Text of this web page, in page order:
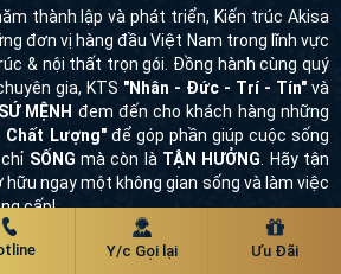
thành lập và phát triển, Kiến trúc Akisa
đơn vị hàng đầu Việt Nam trong lĩnh vực
& nội thất trọn gói. Đồng hành cùng quý
gia, KTS "Nhân - Đức - Trí - Tín" và
SỨ MỆNH đem đến cho khách hàng những
Chất Lượng"để góp phần giúp cuộc sống
SỐNG mà còn là TẬN HƯỞNG . Hãy tận
ngay một không gian sống và làm việc
cấp!
kế khi thi công trọn gói
Y/c Gọi lại Ưu Đãi